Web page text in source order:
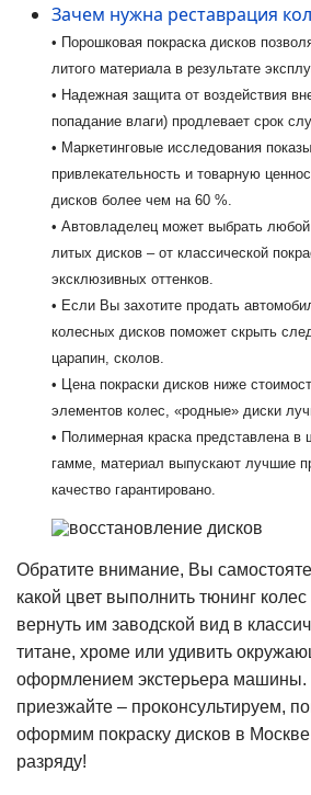
Зачем нужна реставрация
• Порошковая покраска дисков
литого материала в результате
• Надежная защита от воздействия
попадание влаги) продлевает срок
• Маркетинговые исследования
привлекательность и товарную
дисков более чем на 60 %.
• Автовладелец может выбрать любой
литых дисков – от классической
эксклюзивных оттенков.
• Если Вы захотите продать
колесных дисков поможет скрыть
царапин, сколов.
• Цена покраски дисков ниже
элементов колес, «родные» диски
• Полимерная краска представлена в
гамме, материал выпускают лучшие
качество гарантировано.
Обратите внимание, Вы
какой цвет выполнить тюнинг
вернуть им заводской вид в
титане, хроме или удивить
оформлением экстерьера машины.
приезжайте – проконсультируем,
оформим покраску дисков в
разряду!